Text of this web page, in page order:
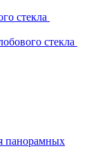
стекла
стекла
панорамных